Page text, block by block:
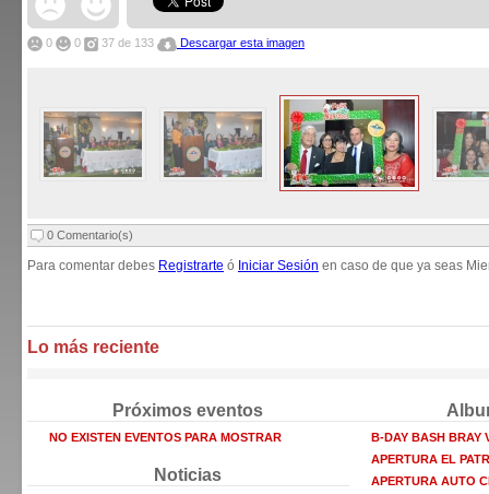
0 0 37 de 133 Descargar esta imagen
0 Comentario(s)
Para comentar debes Registrarte ó Iniciar Sesión en caso de que ya seas
Lo más reciente
Próximos eventos
NO EXISTEN EVENTOS PARA MOSTRAR
Noticias
B-DAY BASH BRAY
APERTURA EL
APERTURA AUTO